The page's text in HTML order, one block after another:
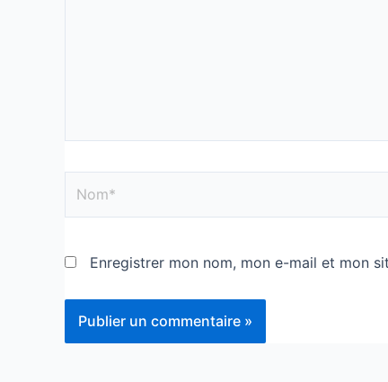
Enregistrer mon nom, mon e-mail et mon